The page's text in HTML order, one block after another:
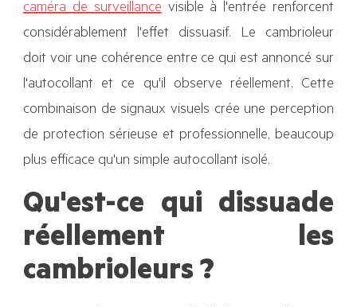
caméra de surveillancevisible à l'entrée renforcent
considérablement l'effet dissuasif. Le cambrioleur
doit voir une cohérence entre ce qui est annoncé sur
l'autocollant et ce qu'il observe réellement. Cette
combinaison de signaux visuels crée une perception
de protection sérieuse et professionnelle, beaucoup
plus efficace qu'un simple autocollant isolé.
Qu'est-ce qui dissuade
réellement les
cambrioleurs ?